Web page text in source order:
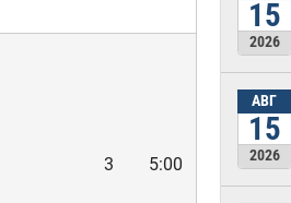
3 5:00
15
2026
АВГ
15
2026